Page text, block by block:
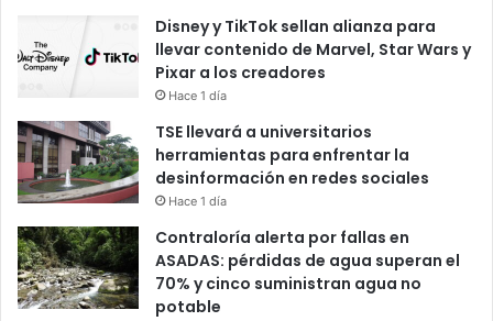
Disney y TikTok sellan alianza para
llevar contenido de Marvel, Star Wars y
Pixar a los creadores
Hace 1 día
TSE llevará a universitarios
herramientas para enfrentar la
desinformación en redes sociales
Hace 1 día
Contraloría alerta por fallas en
ASADAS: pérdidas de agua superan el
70% y cinco suministran agua no
potable